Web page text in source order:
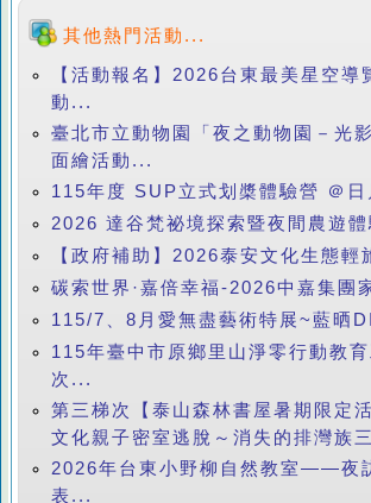
其他熱門活動...
【活動報名】2026台東最美星空導
動...
臺北市立動物園「夜之動物園－光
面繪活動...
115年度 SUP立式划槳體驗營 ＠
2026 達谷梵祕境探索暨夜間農遊
【政府補助】2026泰安文化生態輕
碳索世界·嘉倍幸福-2026中嘉集團
115/7、8月愛無盡藝術特展~藍晒
115年臺中市原鄉里山淨零行動教
次...
第三梯次【泰山森林書屋暑期限定
文化親子密室逃脫～消失的排灣族
2026年台東小野柳自然教室——夜
表...